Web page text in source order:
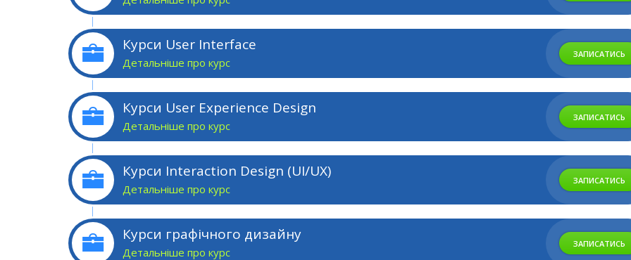
Курси User Interface
Детальніше про курс
ЗАПИСАТИСЬ
Курси User Experience Design
Детальніше про курс
ЗАПИСАТИСЬ
Курси Interaction Design (UI/UX)
Детальніше про курс
ЗАПИСАТИСЬ
Курси графічного дизайну
Детальніше про курс
ЗАПИСАТИСЬ